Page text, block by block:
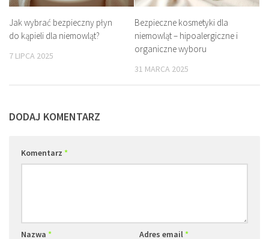
Jak wybrać bezpieczny płyn
do kąpieli dla niemowląt?
7 LIPCA 2025
Bezpieczne kosmetyki dla
niemowląt – hipoalergiczne i
organiczne wyboru
31 MARCA 2025
DODAJ KOMENTARZ
Komentarz *
Nazwa * Adres email*